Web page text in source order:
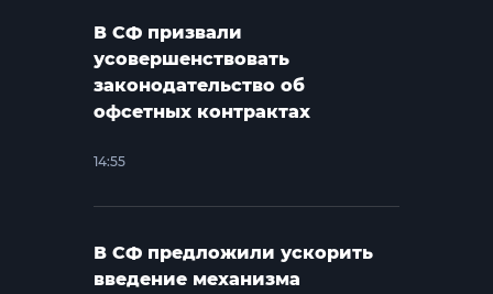
В СФ призвали
усовершенствовать
законодательство об
офсетных контрактах
14:55
В СФ предложили ускорить
введение механизма